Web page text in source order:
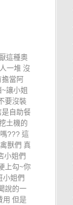
這種奧
一堆 沒
當阿
讓小姐
要沒裝
自助餐
土機的
??? 這
獸們 真
小姐們
上勾~你
小姐們
說的一
用 但是